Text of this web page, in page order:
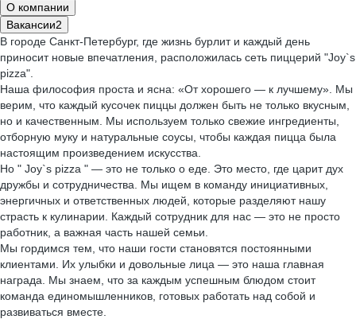
О компании
Вакансии2
В городе Санкт-Петербург, где жизнь бурлит и каждый день
приносит новые впечатления, расположилась сеть пиццерий "Joy`s
pizza".
Наша философия проста и ясна: «От хорошего — к лучшему». Мы
верим, что каждый кусочек пиццы должен быть не только вкусным,
но и качественным. Мы используем только свежие ингредиенты,
отборную муку и натуральные соусы, чтобы каждая пицца была
настоящим произведением искусства.
Но " Joy`s pizza " — это не только о еде. Это место, где царит дух
дружбы и сотрудничества. Мы ищем в команду инициативных,
энергичных и ответственных людей, которые разделяют нашу
страсть к кулинарии. Каждый сотрудник для нас — это не просто
работник, а важная часть нашей семьи.
Мы гордимся тем, что наши гости становятся постоянными
клиентами. Их улыбки и довольные лица — это наша главная
награда. Мы знаем, что за каждым успешным блюдом стоит
команда единомышленников, готовых работать над собой и
развиваться вместе.